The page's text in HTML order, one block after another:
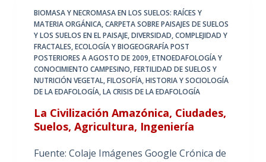
BIOMASA Y NECROMASA EN LOS SUELOS: RAÍCES Y
MATERIA ORGÁNICA,CARPETA SOBRE PAISAJES DE SUELOS
Y LOS SUELOS EN EL PAISAJE,DIVERSIDAD, COMPLEJIDAD Y
FRACTALES,ECOLOGÍA Y BIOGEOGRAFÍA POST
POSTERIORES A AGOSTO DE 2009,ETNOEDAFOLOGÍA Y
CONOCIMIENTO CAMPESINO,FERTILIDAD DE SUELOS Y
NUTRICIÓN VEGETAL,FILOSOFÍA, HISTORIA Y SOCIOLOGÍA
DE LA EDAFOLOGÍA,LA CRISIS DE LA EDAFOLOGÍA
La Civilización Amazónica, Ciudades,
Suelos, Agricultura, Ingeniería
Fuente: Colaje Imágenes Google Crónica de